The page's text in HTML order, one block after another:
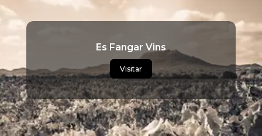
Es Fangar Vins
Visitar